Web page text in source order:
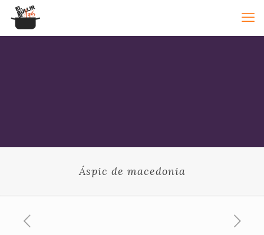
Áspic de macedonia